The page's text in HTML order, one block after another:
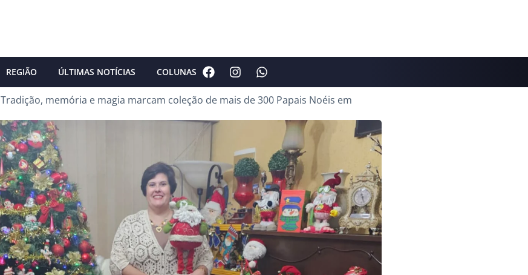
REGIÃO ÚLTIMAS NOTÍCIAS COLUNAS
Tradição, memória e magia marcam coleção de mais de 300 Papais Noéis em